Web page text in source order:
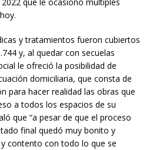
y tratamientos fueron cubiertos
y, al quedar con secuelas
le ofreció la posibilidad de
domiciliaria, que consta de
para hacer realidad las obras que
a todos los espacios de su
que “a pesar de que el proceso
final quedó muy bonito y
contento con todo lo que se